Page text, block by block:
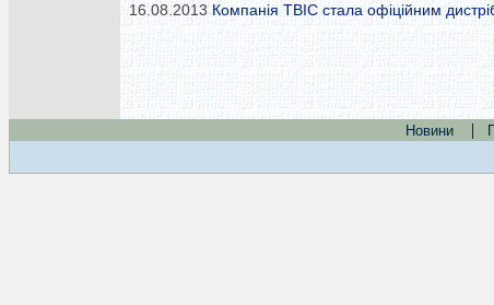
16.08.2013 Компанія ТВІС стала офіційним
Новини |